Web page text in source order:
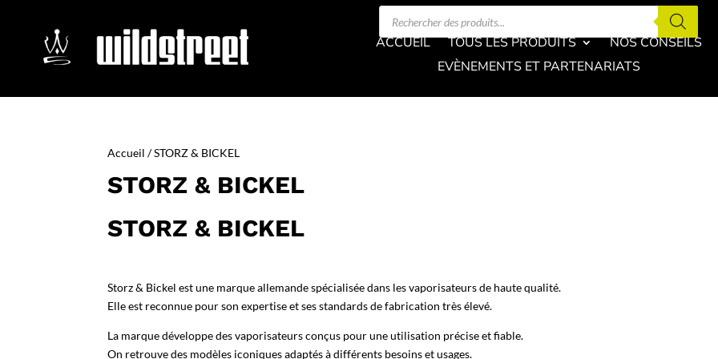
Recherche
ACCUEIL TOUS LES PRODUITS
NOS CONSEILS
EVÈNEMENTS ET PARTENARIATS
Accueil / STORZ & BICKEL
STORZ & BICKEL
STORZ & BICKEL
Storz & Bickel est une marque allemande spécialisée dans les vaporisateurs de haute qualité.
Elle est reconnue pour son expertise et ses standards de fabrication très élevé.
La marque développe des vaporisateurs conçus pour une utilisation précise et fiable.
On retrouve des modèles iconiques adaptés à différents besoins et usages.